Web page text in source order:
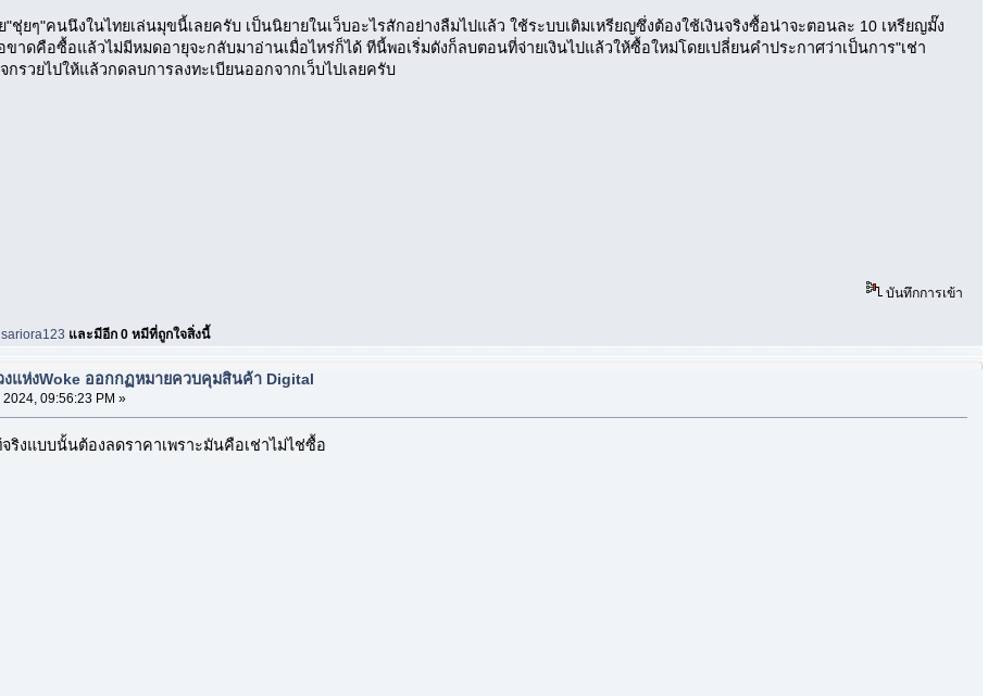
ยๆ"คนนึงในไทยเล่นมุขนี้เลยครับ เป็นนิยายในเว็บอะไรสักอย่างลืมไปแล้ว ใช้ระบบเติมเหรียญซึ่งต้องใช้เงินจริงซื้อน่าจะตอนละ 10 เหรียญมั๊ง
าดคือซื้อแล้วไม่มีหมดอายุจะกลับมาอ่านเมื่อไหร่ก็ได้ ทีนี้พอเริ่มดังก็ลบตอนที่จ่ายเงินไปแล้วให้ซื้อใหม่โดยเปลี่ยนคำประกาศว่าเป็นการ"เช่า
รวยไปให้แล้วกดลบการลงทะเบียนออกจากเว็บไปเลยครับ
บันทึกการเข้า
sariora123 และมีอีก 0 หมีที่ถูกใจสิ่งนี้
งแห่งWoke ออกกฏหมายควบคุมสินค้า Digital
09:56:23 PM »
จริงแบบนั้นต้องลดราคาเพราะมันคือเช่าไม่ไช่ซื้อ